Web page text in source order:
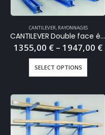
CANTILEVER RAYONNAGES
CANTILEVER Double face élément départ
1355,00 € – 1947,00 €
SELECT OPTIONS